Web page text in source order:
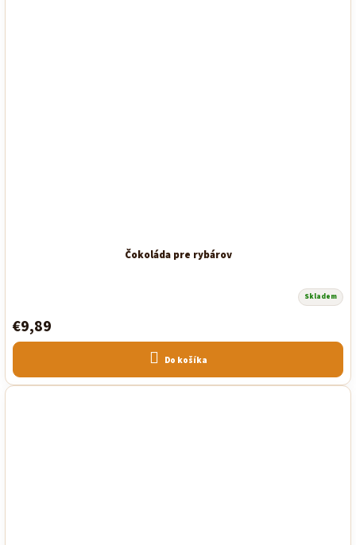
Čokoláda pre rybárov
Skladem
€9,89
Do košíka